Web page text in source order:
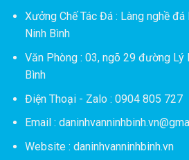
Xưởng Chế Tác Đá : Làng nghề
Ninh Bình
Văn Phòng : 03, ngõ 29 đường Lý
Bình
Điện Thoại - Zalo : 0904 805 727
Email :
Website : daninhvanninhbinh.vn